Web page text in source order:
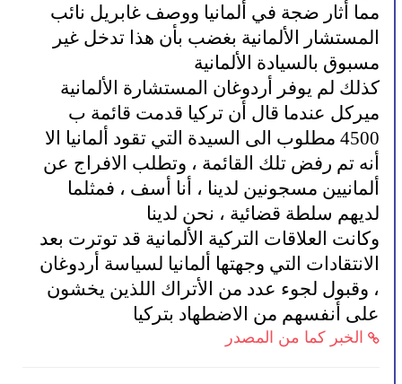
مما أثار ضجة في ألمانيا ووصف غابريل نائب
المستشار الألمانية بغضب بأن هذا تدخل غير
مسبوق بالسيادة الألمانية
كذلك لم يوفر أردوغان المستشارة الألمانية
ميركل عندما قال أن تركيا قدمت قائمة ب
4500 مطلوب الى السيدة التي تقود ألمانيا الا
أنه تم رفض تلك القائمة ، وتطلب الافراج عن
ألمانيين مسجونين لدينا ، أنا أسف ، فمثلما
لديهم سلطة قضائية ، نحن لدينا
وكانت العلاقات التركية الألمانية قد توترت بعد
الانتقادات التي وجهتها ألمانيا لسياسة أردوغان
، وقبول لجوء عدد من الأتراك اللذين يخشون
على أنفسهم من الاضطهاد بتركيا
الخبر كما من المصدر